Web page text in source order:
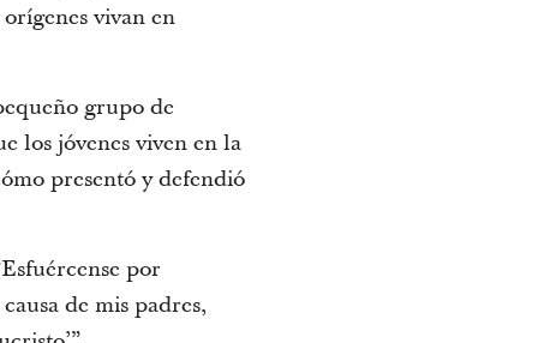
vivan en
grupo de
los jóvenes viven en la
presentó y defendió
por
de mis padres,